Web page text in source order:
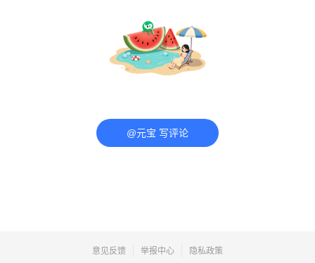
@元宝 写评论
意见反馈 举报中心 隐私政策